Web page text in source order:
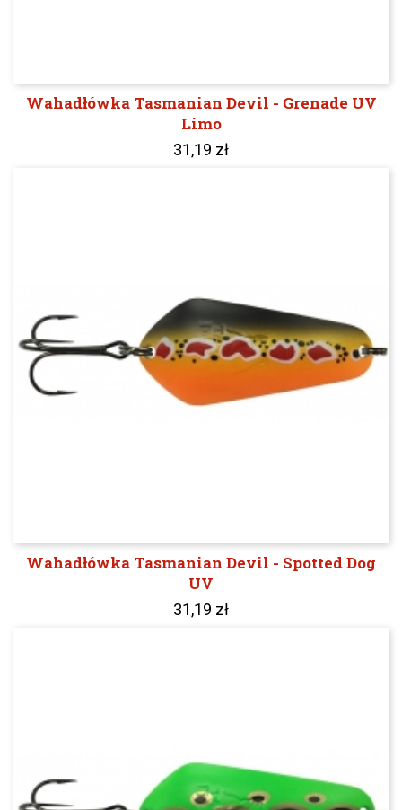
Wahadłówka Tasmanian Devil - Grenade UV
Limo
31,19 zł
Wahadłówka Tasmanian Devil - Spotted Dog
UV
31,19 zł